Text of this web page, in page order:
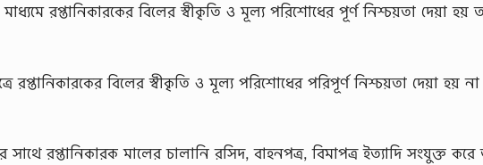
মাধ্যমে রপ্তানিকারকের বিলের স্বীকৃতি ও মূল্য পরিশোধের পূর্ণ নিশ্চয়তা দেয়া হয়
রপ্তানিকারকের বিলের স্বীকৃতি ও মূল্য পরিশোধের পরিপূর্ণ নিশ্চয়তা দেয়া হয়
সাথে রপ্তানিকারক মালের চালানি রসিদ, বাহনপত্র, বিমাপত্র ইত্যাদি সংযুক্ত করে